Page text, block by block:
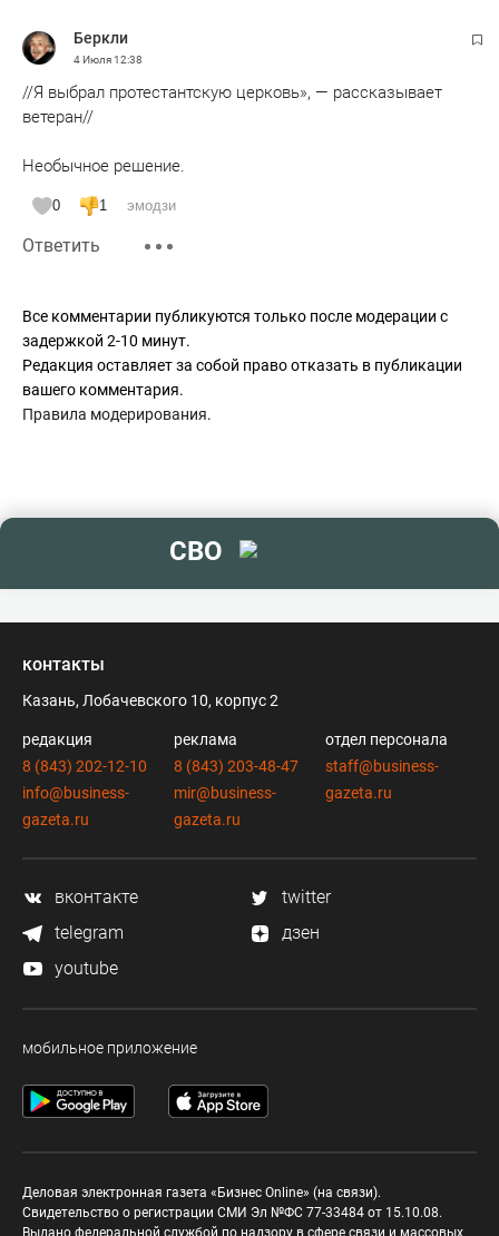
Беркли
4 Июля12:38
//Я выбрал протестантскую церковь», — рассказывает
ветеран//
Необычное решение.
0 1 эмодзи
Ответить
Все комментарии публикуются только после модерации с
задержкой 2-10 минут.
Редакция оставляет за собой право отказать в публикации
вашего комментария.
Правила модерирования.
СВО
контакты
Казань, Лобачевского 10, корпус 2
редакция
8 (843) 202-12-10
info@business-
gazeta.ru
реклама
8 (843) 203-48-47
mir@business-
gazeta.ru
отдел персонала
staff@business-
gazeta.ru
вконтакте
twitter
telegram
дзен
youtube
мобильное приложение
Деловая электронная газета «Бизнес Online» (на связи).
Свидетельство о регистрации СМИ Эл №ФС 77-33484 от 15.10.08.
Выдано федеральной службой по надзору в сфере связи и массовых